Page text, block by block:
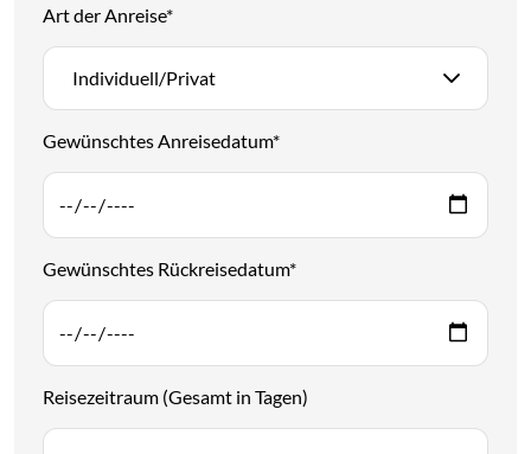
Art der Anreise*
Individuell/Privat
Gewünschtes Anreisedatum*
Gewünschtes Rückreisedatum*
Reisezeitraum (Gesamt in Tagen)